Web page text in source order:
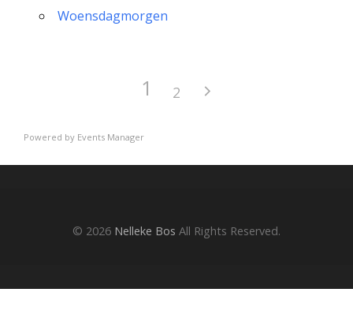
Woensdagmorgen
1 2
Powered by Events Manager
© 2026 Nelleke Bos All Rights Reserved.